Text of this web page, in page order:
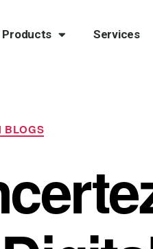
Products Services
BLOGS